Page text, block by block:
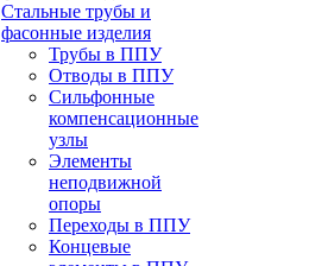
Стальные трубы и
фасонные изделия
Трубы в ППУ
Отводы в ППУ
Сильфонные
компенсационные
узлы
Элементы
неподвижной
опоры
Переходы в ППУ
Концевые